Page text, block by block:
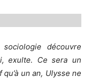
découvre
exulte. Ce sera un
un an, Ulysse ne